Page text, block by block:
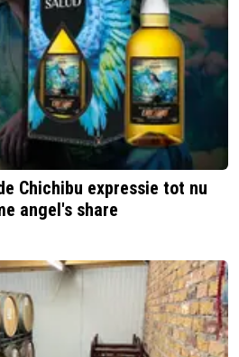
Chichibu expressie tot nu
angel's share